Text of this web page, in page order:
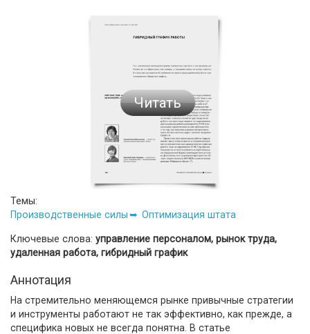
Читать
Темы:
Производственные силы
Оптимизация штата
Ключевые слова: управление персоналом, рынок труда,
удаленная работа, гибридный график
Аннотация
На стремительно меняющемся рынке привычные стратегии
и инструменты работают не так эффективно, как прежде, а
специфика новых не всегда понятна. В статье